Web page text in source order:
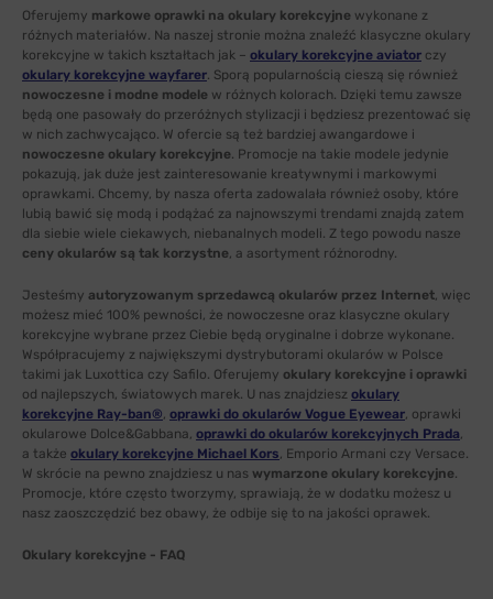
Oferujemy markowe oprawki na okulary korekcyjne wykonane z
różnych materiałów. Na naszej stronie można znaleźć klasyczne okulary
korekcyjne w takich kształtach jak – okulary korekcyjne aviator czy
okulary korekcyjne wayfarer. Sporą popularnością cieszą się również
nowoczesne i modne modele w różnych kolorach. Dzięki temu zawsze
będą one pasowały do przeróżnych stylizacji i będziesz prezentować się
w nich zachwycająco. W ofercie są też bardziej awangardowe i
nowoczesne okulary korekcyjne. Promocje na takie modele jedynie
pokazują, jak duże jest zainteresowanie kreatywnymi i markowymi
oprawkami. Chcemy, by nasza oferta zadowalała również osoby, które
lubią bawić się modą i podążać za najnowszymi trendami znajdą zatem
dla siebie wiele ciekawych, niebanalnych modeli. Z tego powodu nasze
ceny okularów są tak korzystne, a asortyment różnorodny.
Jesteśmy autoryzowanym sprzedawcą okularów przez Internet, więc
możesz mieć 100% pewności, że nowoczesne oraz klasyczne okulary
korekcyjne wybrane przez Ciebie będą oryginalne i dobrze wykonane.
Współpracujemy z największymi dystrybutorami okularów w Polsce
takimi jak Luxottica czy Safilo. Oferujemy okulary korekcyjne i oprawki
od najlepszych, światowych marek. U nas znajdziesz okulary
korekcyjne Ray-ban®, oprawki do okularów Vogue Eyewear, oprawki
okularowe Dolce&Gabbana, oprawki do okularów korekcyjnych Prada,
a także okulary korekcyjne Michael Kors, Emporio Armani czy Versace.
W skrócie na pewno znajdziesz u nas wymarzone okulary korekcyjne.
Promocje, które często tworzymy, sprawiają, że w dodatku możesz u
nasz zaoszczędzić bez obawy, że odbije się to na jakości oprawek.
Okulary korekcyjne - FAQ